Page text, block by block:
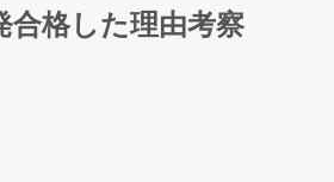
格した理由考察